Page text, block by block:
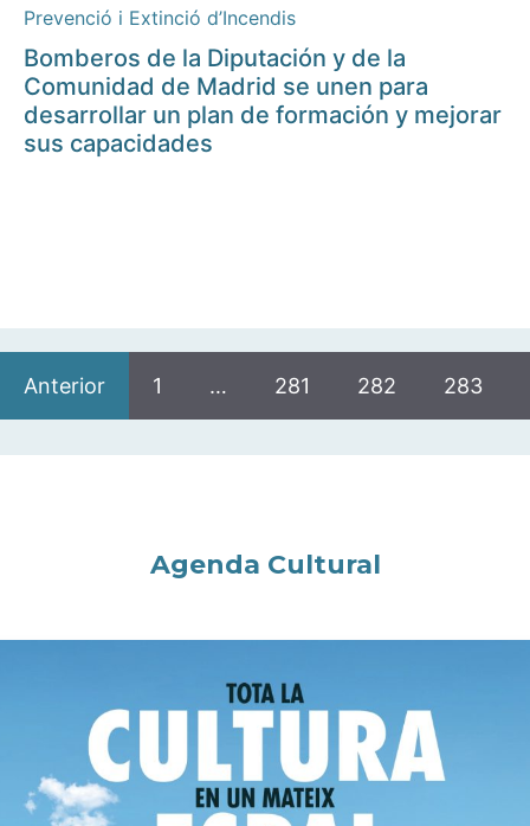
Prevenció i Extinció d’Incendis
Bomberos de la Diputación y de la
Comunidad de Madrid se unen para
desarrollar un plan de formación y mejorar
sus capacidades
Anterior 1 … 281 282 283
Agenda Cultural